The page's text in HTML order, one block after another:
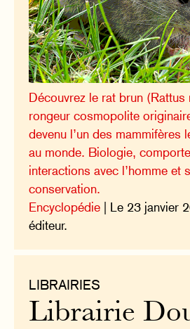
Découvrez le rat brun (Rattus
rongeur cosmopolite
devenu l’un des mammifères
au monde. Biologie,
interactions avec l’homme et
conservation.
Encyclopédie | Le 23 janvier
éditeur.
LIBRAIRIES
Librairie